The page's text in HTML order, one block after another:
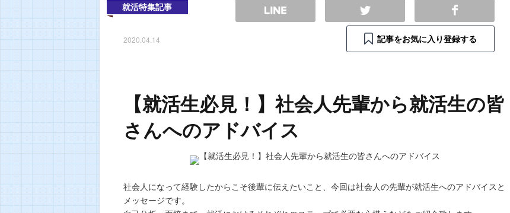
就活特集記事
2020.04.14 記事をお気に入り登録する
【就活生必見！】社会人先輩から就活生の皆
さんへのアドバイス
社会人になって経験したからこそ後輩に伝えたいこと、今回は社会人の先輩が就活生へのアドバイスと
メッセージです。